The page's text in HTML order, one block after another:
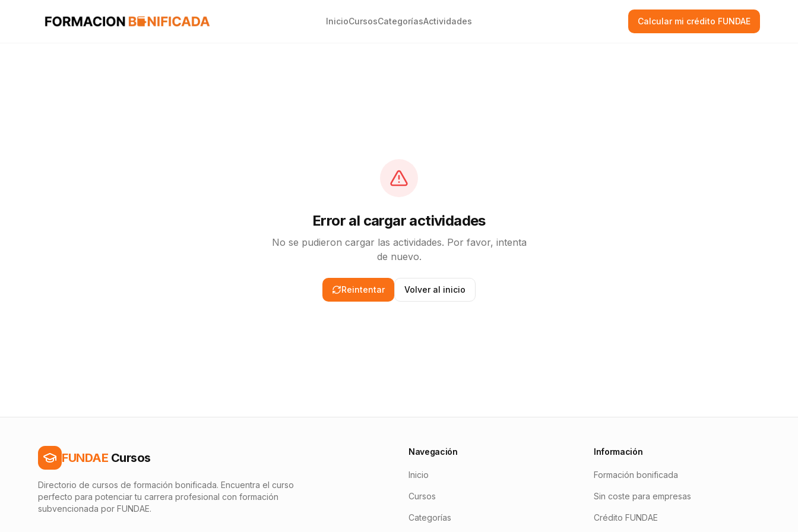
InicioCursosCategoríasActividades Calcular mi crédito FUNDAE
Error al cargar actividades
No se pudieron cargar las actividades. Por favor, intenta
de nuevo.
Reintentar Volver al inicio
FUNDAE Cursos
Directorio de cursos de formación bonificada. Encuentra el curso
perfecto para potenciar tu carrera profesional con formación
subvencionada por FUNDAE.
Navegación
Inicio
Cursos
Categorías
Información
Formación bonificada
Sin coste para empresas
Crédito FUNDAE